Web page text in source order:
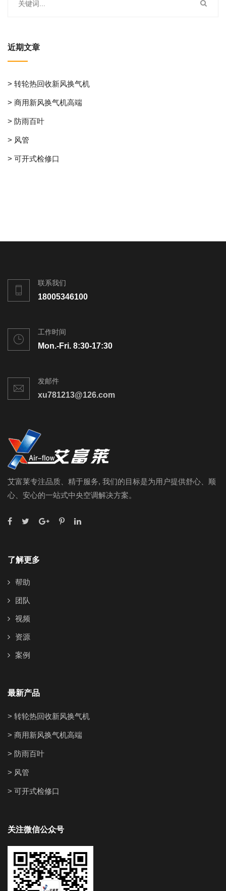
近期文章
> 转轮热回收新风换气机
> 商用新风换气机高端
> 防雨百叶
> 风管
> 可开式检修口
联系我们
18005346100
工作时间
Mon.-Fri. 8:30-17:30
发邮件
xu781213@126.com
艾富莱专注品质、精于服务, 我们的目标是为用户提供舒心、顺
心、安心的一站式中央空调解决方案。
了解更多
帮助
团队
视频
资源
案例
最新产品
> 转轮热回收新风换气机
> 商用新风换气机高端
> 防雨百叶
> 风管
> 可开式检修口
关注微信公众号